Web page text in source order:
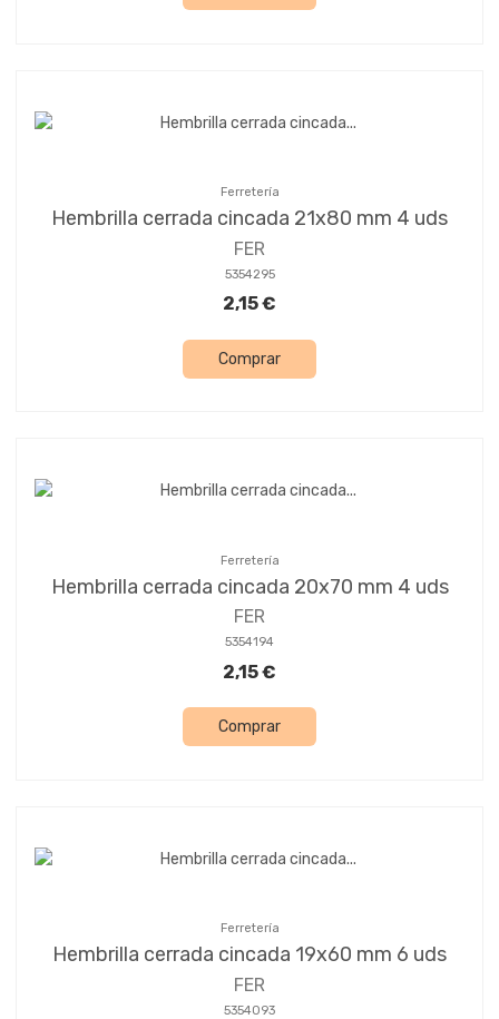
Ferretería
Hembrilla cerrada cincada 21x80 mm 4 uds
FER
5354295
2,15 €
Comprar
Ferretería
Hembrilla cerrada cincada 20x70 mm 4 uds
FER
5354194
2,15 €
Comprar
Ferretería
Hembrilla cerrada cincada 19x60 mm 6 uds
FER
5354093